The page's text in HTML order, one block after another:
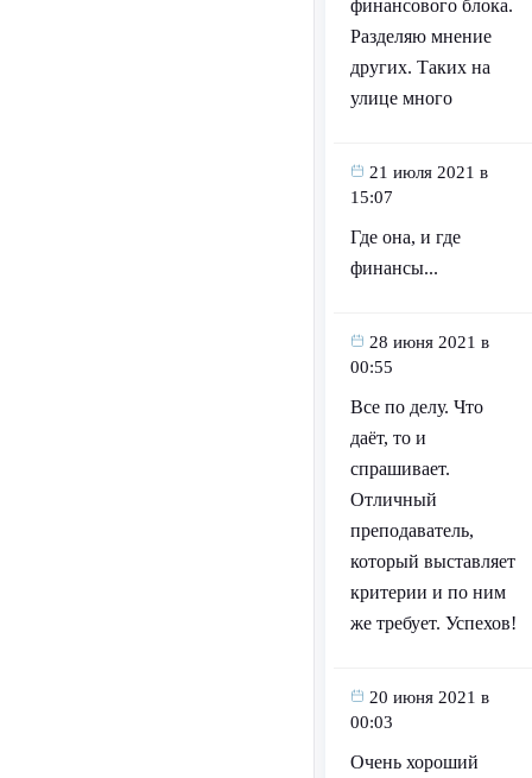
финансового блока.
Разделяю мнение
других. Таких на
улице много
21 июля 2021 в
15:07
Где она, и где
финансы...
28 июня 2021 в
00:55
Все по делу. Что
даёт, то и
спрашивает.
Отличный
преподаватель,
который выставляет
критерии и по ним
же требует. Успехов!
20 июня 2021 в
00:03
Очень хороший